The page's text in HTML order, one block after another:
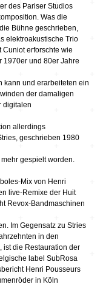
des Pariser Studios
Was die
Bühne geschrieben,
elektroakustische Trio
Cuniot erforschte wie
1970er und 80er Jahre
kann und erarbeiteten ein
der damaligen
digitalen
allerdings
geschrieben 1980
gespielt worden.
Mix von Henri
live-Remixe der Huit
Revox-Bandmaschinen
Im Gegensatz zu Stries
in den
ist die Restauration der
label SubRosa
Henri Pousseurs
in Köln